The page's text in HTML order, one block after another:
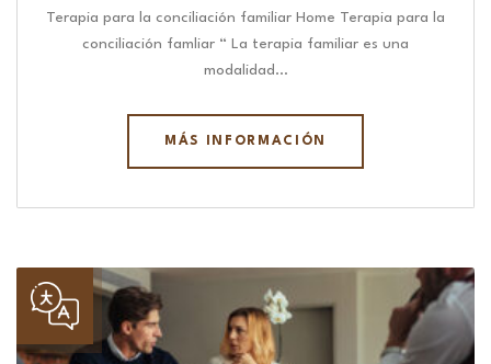
Terapia para la conciliación familiar Home Terapia para la
conciliación famliar “ La terapia familiar es una
modalidad…
MÁS INFORMACIÓN